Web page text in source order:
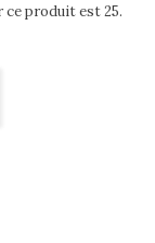
produit est 25.